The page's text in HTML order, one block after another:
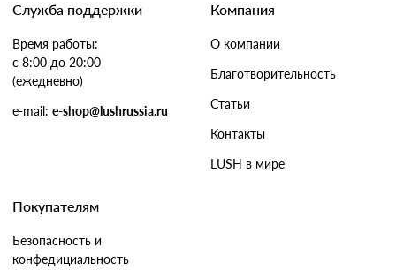
Служба поддержки
Время работы:
с 8:00 до 20:00
(ежедневно)
e-mail: e-shop@lushrussia.ru
Компания
О компании
Благотворительность
Статьи
Контакты
LUSH в мире
Покупателям
Безопасность и
конфедициальность